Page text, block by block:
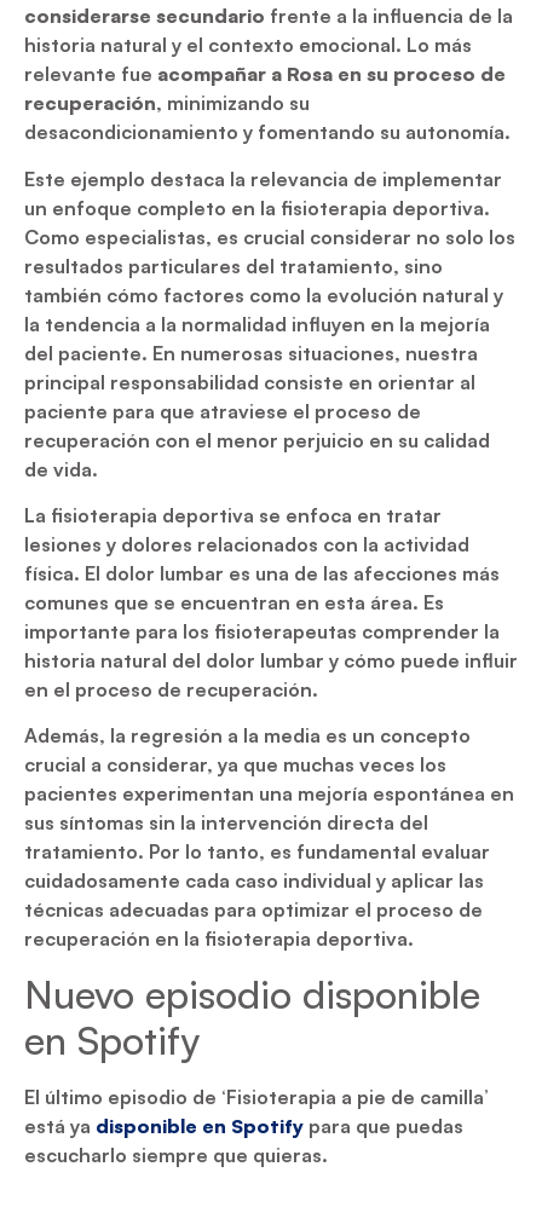
considerarse secundario frente a la influencia de la
historia natural y el contexto emocional. Lo más
relevante fue acompañar a Rosa en su proceso de
recuperación, minimizando su
desacondicionamiento y fomentando su autonomía.
Este ejemplo destaca la relevancia de implementar
un enfoque completo en la fisioterapia deportiva.
Como especialistas, es crucial considerar no solo los
resultados particulares del tratamiento, sino
también cómo factores como la evolución natural y
la tendencia a la normalidad influyen en la mejoría
del paciente. En numerosas situaciones, nuestra
principal responsabilidad consiste en orientar al
paciente para que atraviese el proceso de
recuperación con el menor perjuicio en su calidad
de vida.
La fisioterapia deportiva se enfoca en tratar
lesiones y dolores relacionados con la actividad
física. El dolor lumbar es una de las afecciones más
comunes que se encuentran en esta área. Es
importante para los fisioterapeutas comprender la
historia natural del dolor lumbar y cómo puede influir
en el proceso de recuperación.
Además, la regresión a la media es un concepto
crucial a considerar, ya que muchas veces los
pacientes experimentan una mejoría espontánea en
sus síntomas sin la intervención directa del
tratamiento. Por lo tanto, es fundamental evaluar
cuidadosamente cada caso individual y aplicar las
técnicas adecuadas para optimizar el proceso de
recuperación en la fisioterapia deportiva.
Nuevo episodio disponible
en Spotify
El último episodio de ‘Fisioterapia a pie de camilla’
está ya disponible en Spotify para que puedas
escucharlo siempre que quieras.